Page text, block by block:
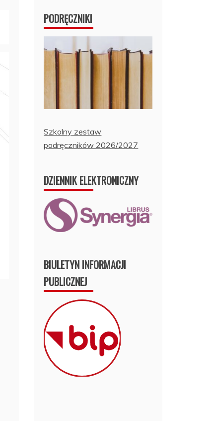
PODRĘCZNIKI
Szkolny zestaw
podręczników 2026/2027
DZIENNIK ELEKTRONICZNY
BIULETYN INFORMACJI
PUBLICZNEJ